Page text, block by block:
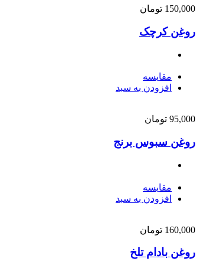
150,000 تومان
روغن کرچک
مقایسه
افزودن به سبد
95,000 تومان
روغن سبوس برنج
مقایسه
افزودن به سبد
160,000 تومان
روغن بادام تلخ